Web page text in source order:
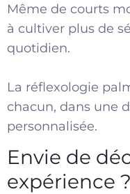
Même de courts
à cultiver plus de
quotidien.
La réflexologie
chacun, dans une
personnalisée.
Envie de
expérience ?